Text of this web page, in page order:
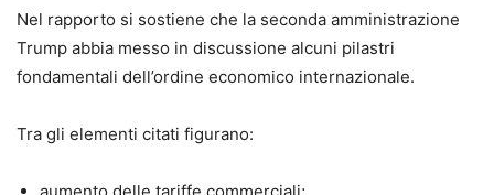
Nel rapporto si sostiene che la seconda amministrazione
Trump abbia messo in discussione alcuni pilastri
fondamentali dell’ordine economico internazionale.
Tra gli elementi citati figurano: